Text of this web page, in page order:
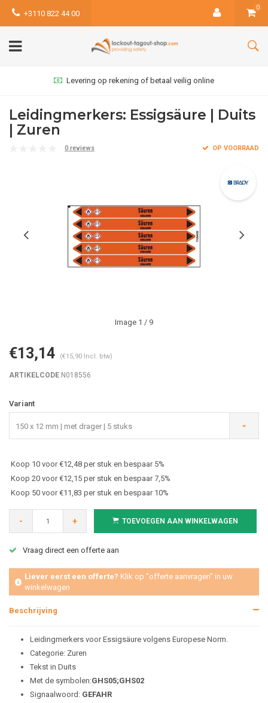
+3110 822 44 00
0
Levering op rekening of betaal veilig online
Leidingmerkers: Essigsäure | Duits
| Zuren
0 reviews OP VOORRAAD
Image 1 / 9
€13,14 (€15,90 Incl. btw)
ARTIKELCODE N018556
Variant
150 x 12 mm | met drager | 5 stuks
Koop 10 voor €12,48 per stuk en bespaar 5%
Koop 20 voor €12,15 per stuk en bespaar 7,5%
Koop 50 voor €11,83 per stuk en bespaar 10%
- + TOEVOEGEN AAN WINKELWAGEN
Vraag direct een offerte aan
Liever eerst een offerte? Klik op "offerte aanvragen" in uw
winkelwagen
Beschrijving
Leidingmerkers voor Essigsäure volgens Europese Norm.
Categorie: Zuren
Tekst in Duits
Met de symbolen:GHS05;GHS02
Signaalwoord: GEFAHR